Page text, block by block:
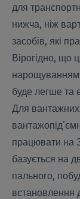
для
нижча, ніж
засобів, які
Вірогідно, що
буде легше та
Для вантажних
працювати на
базується на
пального,
встановлення